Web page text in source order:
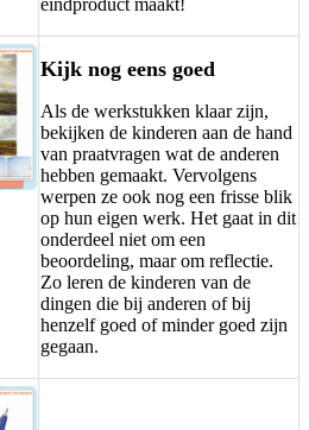
eindproduct maakt!
Kijk nog eens goed
Als de werkstukken klaar zijn,
bekijken de kinderen aan de hand
van praatvragen wat de anderen
hebben gemaakt. Vervolgens
werpen ze ook nog een frisse blik
op hun eigen werk. Het gaat in dit
onderdeel niet om een
beoordeling, maar om reflectie.
Zo leren de kinderen van de
dingen die bij anderen of bij
henzelf goed of minder goed zijn
gegaan.